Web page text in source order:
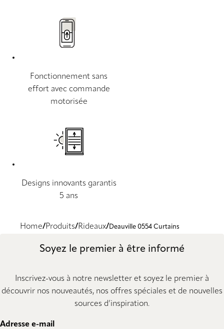
Fonctionnement sans
effort avec commande
motorisée
Designs innovants garantis
5 ans
Home Produits Rideaux Deauville 0554 Curtains
Soyez le premier à être informé
Inscrivez-vous à notre newsletter et soyez le premier à
découvrir nos nouveautés, nos offres spéciales et de nouvelles
sources d’inspiration.
Adresse e-mail